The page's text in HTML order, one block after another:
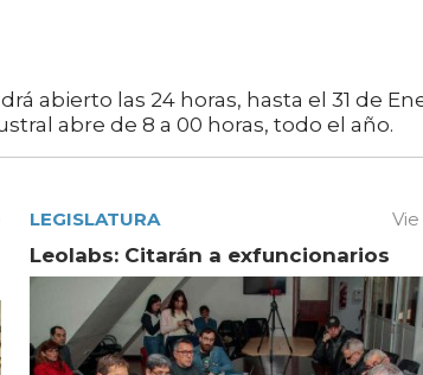
abierto las 24 horas, hasta el 31 de
abre de 8 a 00 horas, todo el año.
LEGISLATURA Vie
Leolabs: Citarán a exfuncionarios